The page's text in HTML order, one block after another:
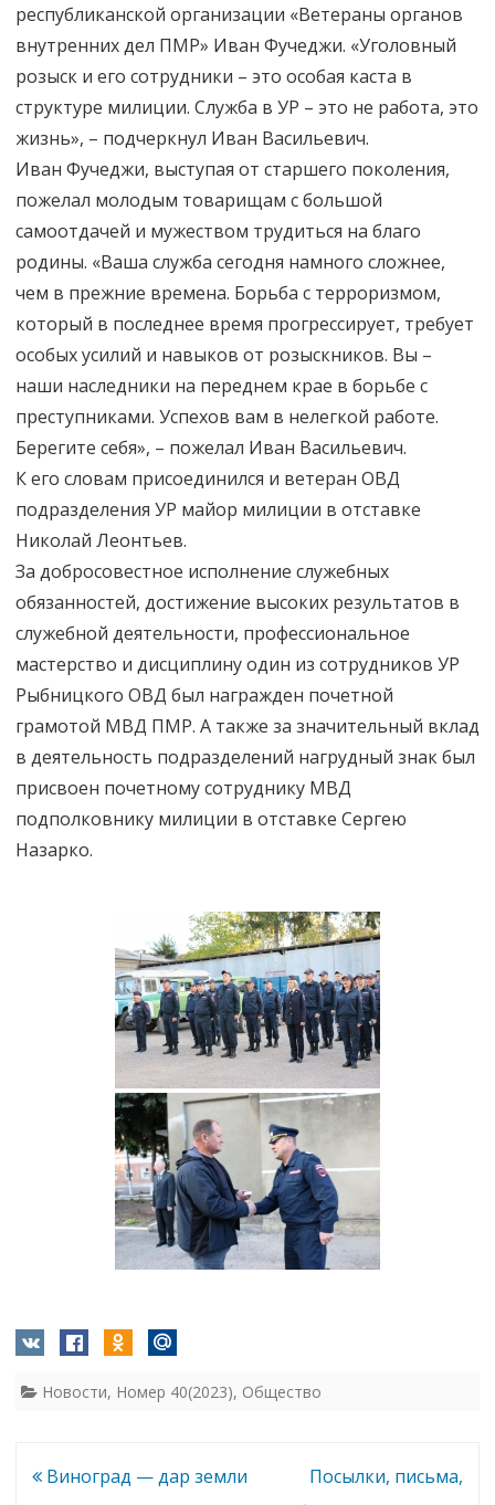
республиканской организации «Ветераны органов
внутренних дел ПМР» Иван Фучеджи. «Уголовный
розыск и его сотрудники – это особая каста в
структуре милиции. Служба в УР – это не работа, это
жизнь», – подчеркнул Иван Васильевич.
Иван Фучеджи, выступая от старшего поколения,
пожелал молодым товарищам с большой
самоотдачей и мужеством трудиться на благо
родины. «Ваша служба сегодня намного сложнее,
чем в прежние времена. Борьба с терроризмом,
который в последнее время прогрессирует, требует
особых усилий и навыков от розыскников. Вы –
наши наследники на переднем крае в борьбе с
преступниками. Успехов вам в нелегкой работе.
Берегите себя», – пожелал Иван Васильевич.
К его словам присоединился и ветеран ОВД
подразделения УР майор милиции в отставке
Николай Леонтьев.
За добросовестное исполнение служебных
обязанностей, достижение высоких результатов в
служебной деятельности, профессиональное
мастерство и дисциплину один из сотрудников УР
Рыбницкого ОВД был награжден почетной
грамотой МВД ПМР. А также за значительный вклад
в деятельность подразделений нагрудный знак был
присвоен почетному сотруднику МВД
подполковнику милиции в отставке Сергею
Назарко.
Новости, Номер 40(2023), Общество
Навигация
Виноград — дар земли
Посылки, письма,